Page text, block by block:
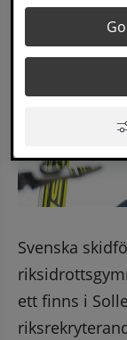
Svenska
ett finns i